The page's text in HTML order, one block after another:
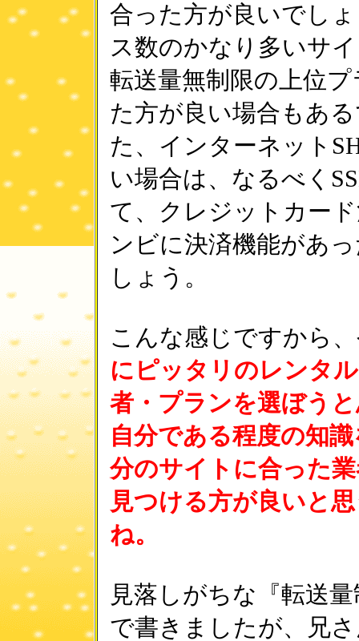
合った方が良いでし
ス数のかなり多いサ
転送量無制限の上位
た方が良い場合もあ
た、インターネット
い場合は、なるべく
て、クレジットカー
ンビに決済機能があ
しょう。
こんな感じですから
にピッタリのレンタ
者・プランを選ぼう
自分である程度の知
分のサイトに合った
見つける方が良いと
ね。
見落しがちな『転送
で書きましたが、兄